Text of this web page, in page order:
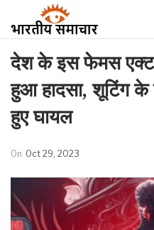
देश के इस फेमस
हुआ हादसा, शूटिंग के
हुए घायल
On Oct 29, 2023